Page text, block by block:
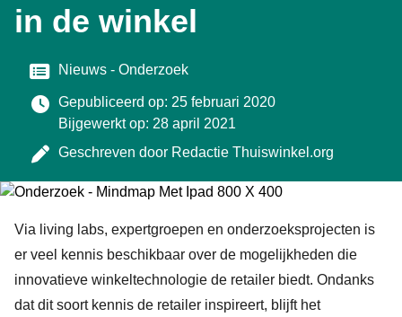
in de winkel
Categorie
Nieuws Onderzoek
Gepubliceerd op: 25 februari 2020
Bijgewerkt op: 28 april 2021
Geschreven door Redactie Thuiswinkel.org
Via living labs, expertgroepen en onderzoeksprojecten is
er veel kennis beschikbaar over de mogelijkheden die
innovatieve winkeltechnologie de retailer biedt. Ondanks
dat dit soort kennis de retailer inspireert, blijft het